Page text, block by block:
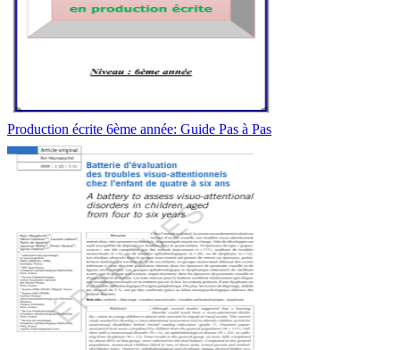
Production écrite 6ème année: Guide Pas à Pas